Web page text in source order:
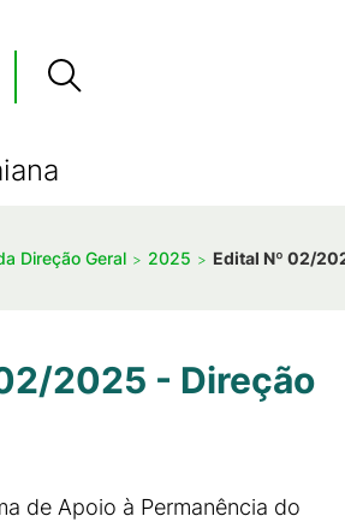
Direção Geral 2025 Edital Nº 02/
2025 - Direção
de Apoio à Permanência do